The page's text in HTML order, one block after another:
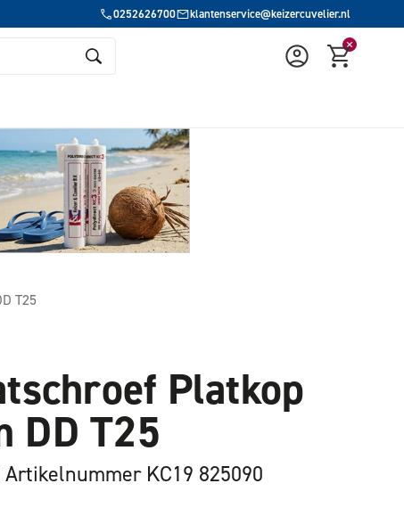
0252626700 klantenservice@keizercuvelier.nl
T25
Platkop
DD T25
Artikelnummer KC19 825090